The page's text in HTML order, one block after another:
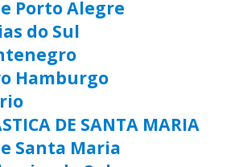
Porto Alegre
do Sul
Hamburgo
DE SANTA MARIA
Santa Maria